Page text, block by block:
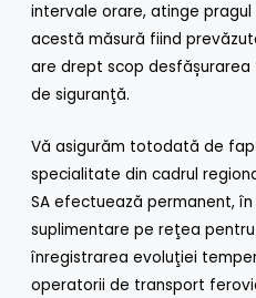
intervale orare, atinge
acestă măsură fiind
are drept scop
de siguranţă.
Vă asigurăm totodată de
specialitate din cadrul
SA efectuează permanent,
suplimentare pe reţea
înregistrarea evoluţiei
operatorii de transport